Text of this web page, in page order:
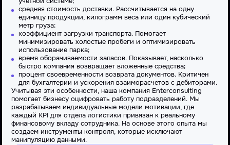
средняя стоимость доставки. Рассчитывается на одну
единицу продукции, килограмм веса или один кубический
метр груза;
коэффициент загрузки транспорта. Помогает
минимизировать холостые пробеги и оптимизировать
использование парка;
время оборачиваемости запасов. Показывает, насколько
быстро компания возвращает вложенные средства;
процент своевременности возврата документов. Критичен
для бухгалтерии и ускорения взаиморасчетов с дебиторами.
Учитывая эти особенности, наша компания Enterconsulting
помогает бизнесу оцифровать работу подразделений. Мы
разрабатываем индивидуальные модели мотивации, где
каждый KPI для отдела логистики привязан к реальному
финансовому вкладу сотрудника. На основе этого опыта мы
создаем инструменты контроля, которые исключают
манипуляцию данными.